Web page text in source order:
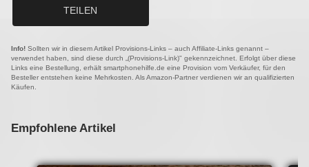
TEILEN
Info! Sollten wir in diesem Artikel Provisions-Links – auch Affiliate-Links genannt –
verwendet haben, sind diese durch „(Provisions-Link)" gekennzeichnet. Erfolgt über diese
Links eine Bestellung, erhält smartphonehilfe.de eine Provision vom Verkäufer, für den
Besteller entstehen keine Mehrkosten. Als Amazon-Partner verdienen wir an qualifizierten
Käufen.
Empfohlene Artikel